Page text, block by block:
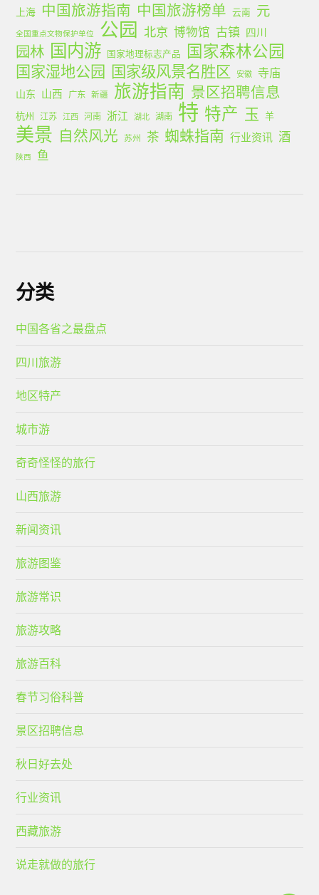
上海 中国旅游指南 中国旅游榜单 云南 元
全国重点文物保护单位 公园 北京 博物馆 古镇 四川
园林 国内游 国家地理标志产品 国家森林公园
国家湿地公园 国家级风景名胜区 安徽 寺庙
山东 山西 广东 新疆 旅游指南 景区招聘信息
杭州 江苏 江西 河南 浙江 湖北 湖南 特 特产 玉 羊
美景 自然风光 苏州 茶 蜘蛛指南 行业资讯 酒
陕西 鱼
分类
中国各省之最盘点
四川旅游
地区特产
城市游
奇奇怪怪的旅行
山西旅游
新闻资讯
旅游图鉴
旅游常识
旅游攻略
旅游百科
春节习俗科普
景区招聘信息
秋日好去处
行业资讯
西藏旅游
说走就做的旅行